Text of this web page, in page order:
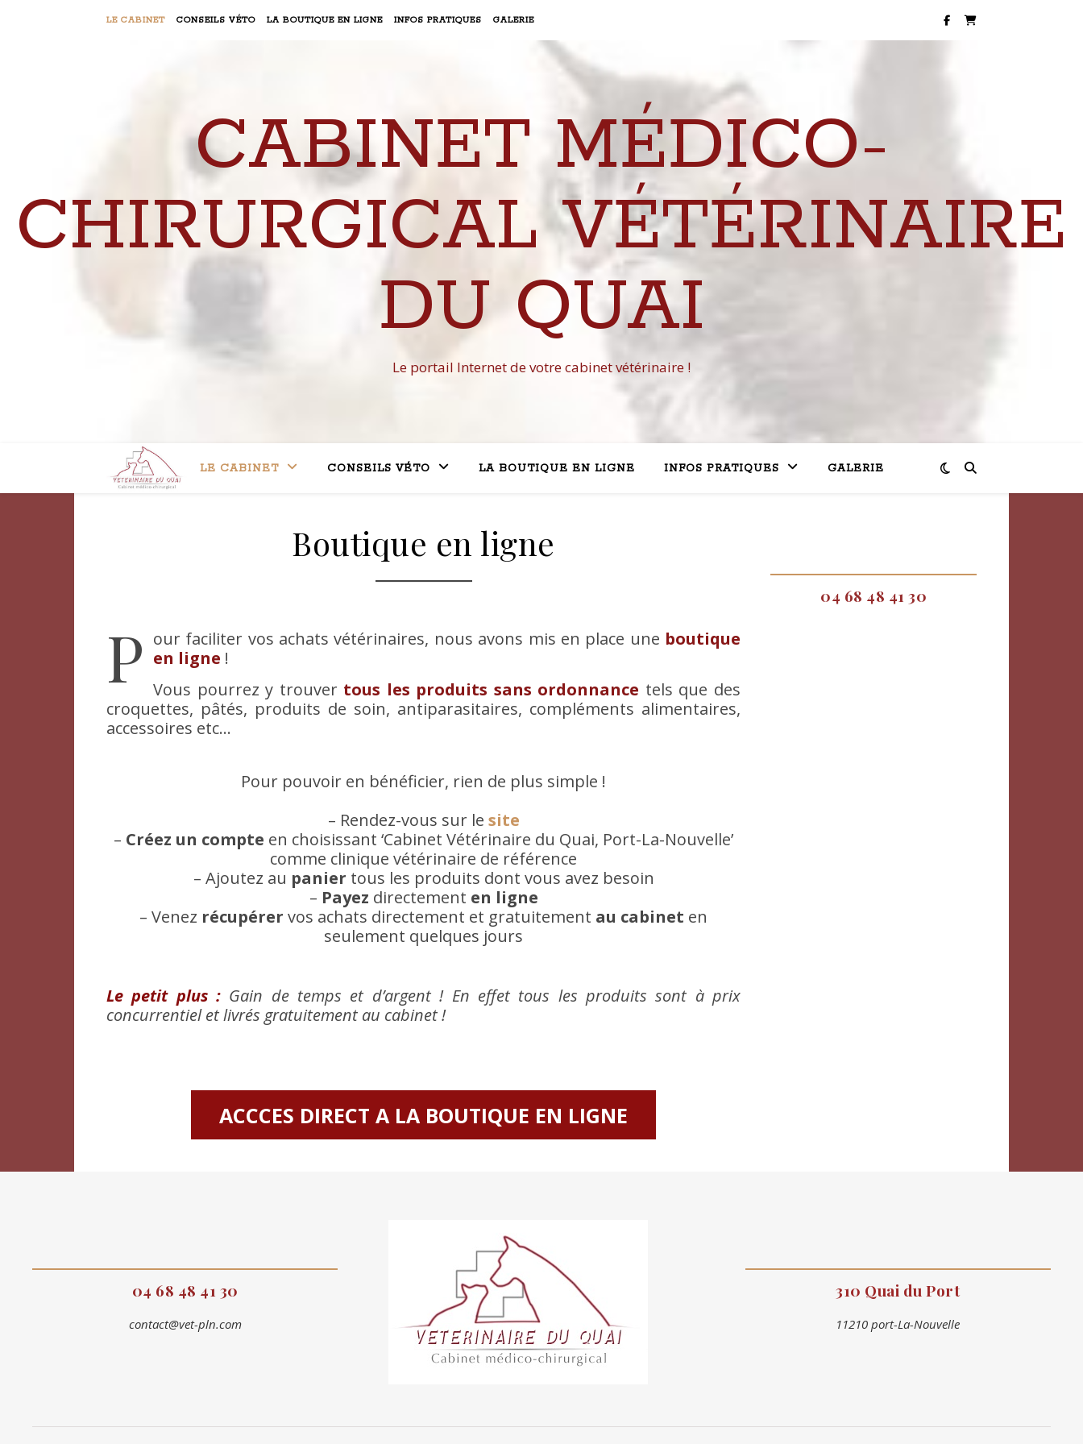
LE CABINET CONSEILS VÉTO LA BOUTIQUE EN LIGNE INFOS PRATIQUES GALERIE
CABINET MÉDICO-
CHIRURGICAL VÉTÉRINAIRE
DU QUAI
Le portail Internet de votre cabinet vétérinaire !
LE CABINET CONSEILS VÉTO LA BOUTIQUE EN LIGNE INFOS PRATIQUES GALERIE
Boutique en ligne
P our faciliter vos achats vétérinaires, nous avons mis en place une boutique
en ligne !
Vous pourrez y trouver tous les produits sans ordonnance tels que des
croquettes, pâtés, produits de soin, antiparasitaires, compléments alimentaires,
accessoires etc…
Pour pouvoir en bénéficier, rien de plus simple !
– Rendez-vous sur le site
– Créez un compte en choisissant ‘Cabinet Vétérinaire du Quai, Port-La-Nouvelle’
comme clinique vétérinaire de référence
– Ajoutez au panier tous les produits dont vous avez besoin
– Payez directement en ligne
– Venez récupérer vos achats directement et gratuitement au cabinet en
seulement quelques jours
Le petit plus : Gain de temps et d’argent ! En effet tous les produits sont à prix
concurrentiel et livrés gratuitement au cabinet !
ACCCES DIRECT A LA BOUTIQUE EN LIGNE
04 68 48 41 30
04 68 48 41 30
contact@vet-pln.com
310 Quai du Port
11210 port-La-Nouvelle